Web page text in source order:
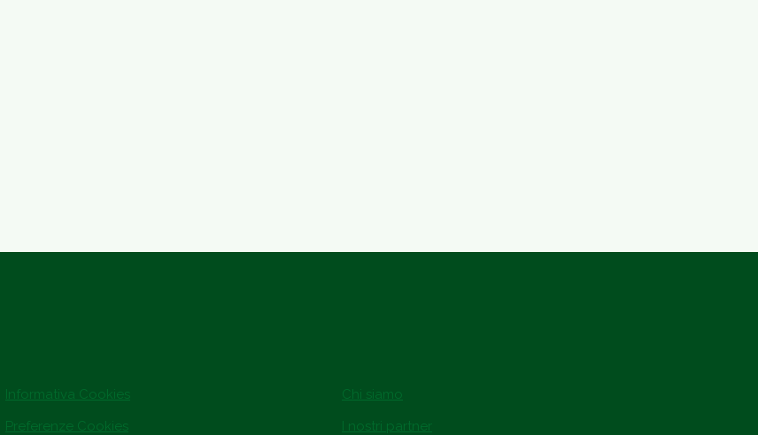
Informativa Cookies
Preferenze Cookies
Chi siamo
I nostri partner